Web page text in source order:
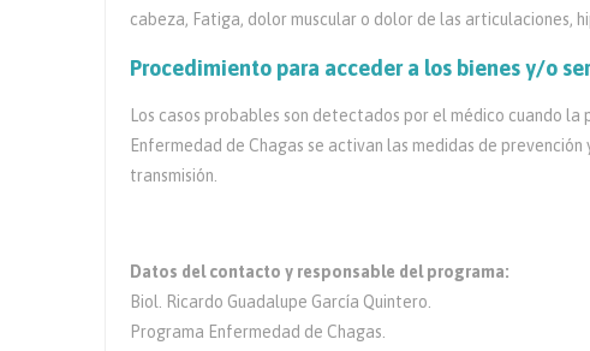
cabeza, Fatiga, dolor muscular o dolor de las articulaciones,
Procedimiento para acceder a los bienes y/o
Los casos probables son detectados por el médico cuando
Enfermedad de Chagas se activan las medidas de
transmisión.
Datos del contacto y responsable del programa:
Biol. Ricardo Guadalupe García Quintero.
Programa Enfermedad de Chagas.